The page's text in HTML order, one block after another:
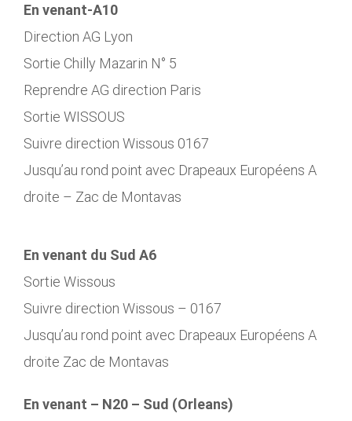
En venant-A10
Direction AG Lyon
Sortie Chilly Mazarin N° 5
Reprendre AG direction Paris
Sortie WISSOUS
Suivre direction Wissous 0167
Jusqu’au rond point avec Drapeaux Européens A
droite – Zac de Montavas
En venant du Sud A6
Sortie Wissous
Suivre direction Wissous – 0167
Jusqu’au rond point avec Drapeaux Européens A
droite Zac de Montavas
En venant – N20 – Sud (Orleans)